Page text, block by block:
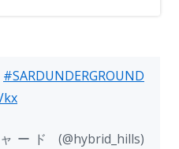
#SARDUNDERGROUND
ド (@hybrid_hills)